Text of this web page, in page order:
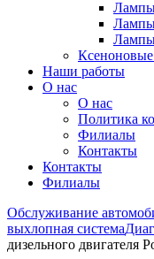
Лампы
Наши работы
О нас
О нас
Политика
Филиалы
Контакты
Контакты
Филиалы
Обслуживание
выхлопная система
дизельного двигателя